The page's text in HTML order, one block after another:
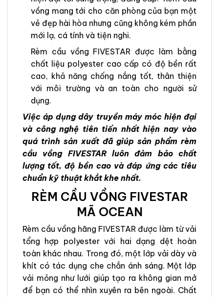
vồng mang tới cho căn phòng của bạn một
vẻ đẹp hài hòa nhưng cũng không kém phần
mới lạ, cá tính và tiện nghi.
Rèm cầu vồng FIVESTAR được làm bằng
chất liệu polyester cao cấp có độ bền rất
cao, khả năng chống nắng tốt, thân thiện
với môi trường và an toàn cho người sử
dụng.
Việc áp dụng dây truyền máy móc hiện đại
và công nghệ tiên tiến nhất hiện nay vào
quá trình sản xuất đã giúp sản phẩm rèm
cầu vồng FIVESTAR luôn đảm bảo chất
lượng tốt, độ bền cao và đáp ứng các tiêu
chuẩn kỹ thuật khắt khe nhất.
RÈM CẦU VỒNG FIVESTAR
MÃ OCEAN
Rèm cầu vồng hãng FIVESTAR được làm từ vải
tổng hợp polyester với hai dạng dệt hoàn
toàn khác nhau. Trong đó, một lớp vải dày và
khít có tác dụng che chắn ánh sáng. Một lớp
vải mỏng như lưới giúp tạo ra không gian mở
để bạn có thể nhìn xuyên ra bên ngoài. Chất